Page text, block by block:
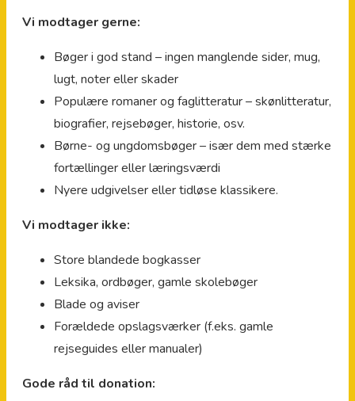
Vi modtager gerne:
Bøger i god stand – ingen manglende sider, mug,
lugt, noter eller skader
Populære romaner og faglitteratur – skønlitteratur,
biografier, rejsebøger, historie, osv.
Børne- og ungdomsbøger – især dem med stærke
fortællinger eller læringsværdi
Nyere udgivelser eller tidløse klassikere.
Vi modtager ikke:
Store blandede bogkasser
Leksika, ordbøger, gamle skolebøger
Blade og aviser
Forældede opslagsværker (f.eks. gamle
rejseguides eller manualer)
Gode råd til donation: